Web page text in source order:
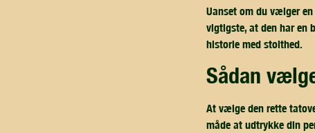
Uanset om du vælger
vigtigste, at den har en
historie med stolthed.
sådan
At vælge den rette
måde at udtrykke din